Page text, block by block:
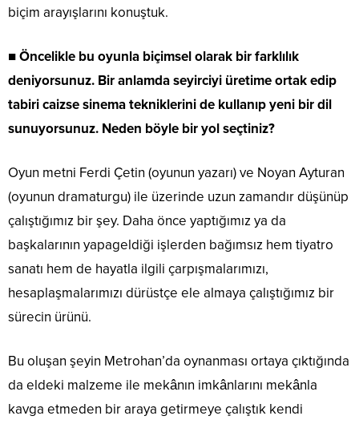
biçim arayışlarını konuştuk.
■Öncelikle bu oyunla biçimsel olarak bir farklılık
deniyorsunuz. Bir anlamda seyirciyi üretime ortak edip
tabiri caizse sinema tekniklerini de kullanıp yeni bir dil
sunuyorsunuz. Neden böyle bir yol seçtiniz?
Oyun metni Ferdi Çetin (oyunun yazarı) ve Noyan Ayturan
(oyunun dramaturgu) ile üzerinde uzun zamandır düşünüp
çalıştığımız bir şey. Daha önce yaptığımız ya da
başkalarının yapageldiği işlerden bağımsız hem tiyatro
sanatı hem de hayatla ilgili çarpışmalarımızı,
hesaplaşmalarımızı dürüstçe ele almaya çalıştığımız bir
sürecin ürünü.
Bu oluşan şeyin Metrohan’da oynanması ortaya çıktığında
da eldeki malzeme ile mekânın imkânlarını mekânla
kavga etmeden bir araya getirmeye çalıştık kendi